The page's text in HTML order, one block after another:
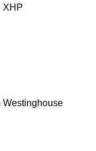
XHP
Westinghouse